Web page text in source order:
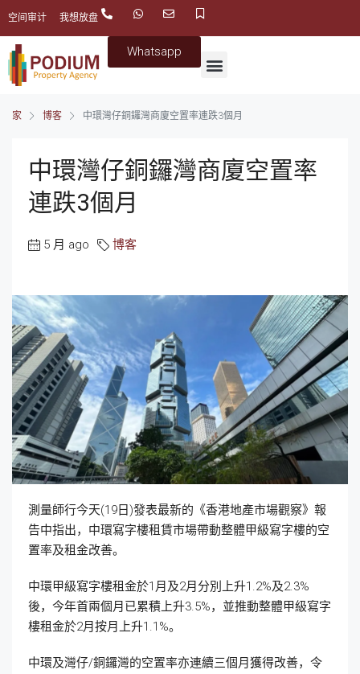
空间审计 我想放盘
Whatsapp
家 博客 中環灣仔銅鑼灣商廈空置率連跌3個月
中環灣仔銅鑼灣商廈空置率
連跌3個月
5 月 ago 博客
測量師行今天(19日)發表最新的《香港地產市場觀察》報
告中指出，中環寫字樓租賃市場帶動整體甲級寫字樓的空
置率及租金改善。
中環甲級寫字樓租金於1月及2月分別上升1.2%及2.3%
後，今年首兩個月已累積上升3.5%，並推動整體甲級寫字
樓租金於2月按月上升1.1%。
中環及灣仔/銅鑼灣的空置率亦連續三個月獲得改善，令